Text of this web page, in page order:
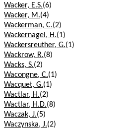
Wacker, E.S.(6)
Wacker, M.(4)
Wackerman, C.(2)
Wackernagel, H.(1)
Wackersreuther, G.(1)
Wackrow, R.(8)
Wacks, S.(2)
Wacongne, C.(1)
Wacquet, G.(1)
Wactlar, H.(2)
Wactlar, H.D.(8)
Waczak, J.(5)
Waczynska, J.(2)